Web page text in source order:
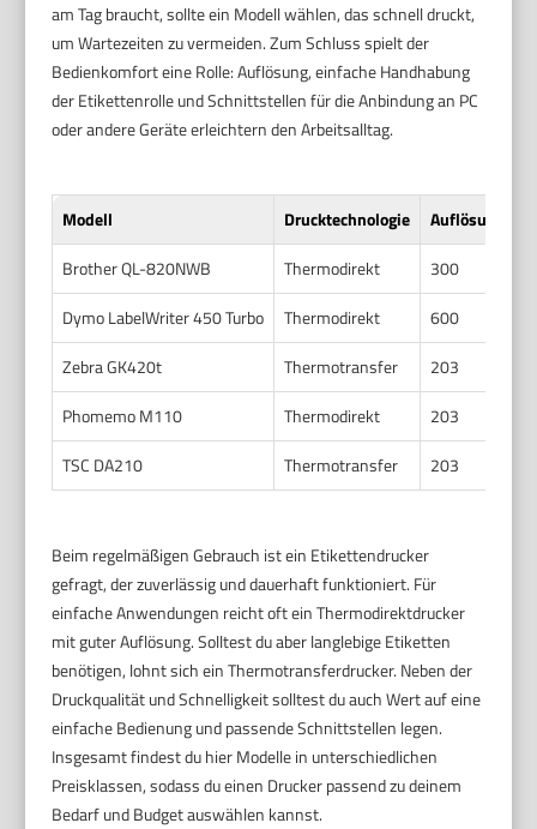
am Tag braucht, sollte ein Modell wählen, das schnell druckt,
um Wartezeiten zu vermeiden. Zum Schluss spielt der
Bedienkomfort eine Rolle: Auflösung, einfache Handhabung
der Etikettenrolle und Schnittstellen für die Anbindung an PC
oder andere Geräte erleichtern den Arbeitsalltag.
Modell Drucktechnologie
Auflösung
Brother QL-820NWB
Thermodirekt
300
Dymo LabelWriter 450 Turbo
Thermodirekt
600
Zebra GK420t
Thermotransfer
203
Phomemo M110
Thermodirekt
203
TSC DA210
Thermotransfer 203
Beim regelmäßigen Gebrauch ist ein Etikettendrucker
gefragt, der zuverlässig und dauerhaft funktioniert. Für
einfache Anwendungen reicht oft ein Thermodirektdrucker
mit guter Auflösung. Solltest du aber langlebige Etiketten
benötigen, lohnt sich ein Thermotransferdrucker. Neben der
Druckqualität und Schnelligkeit solltest du auch Wert auf eine
einfache Bedienung und passende Schnittstellen legen.
Insgesamt findest du hier Modelle in unterschiedlichen
Preisklassen, sodass du einen Drucker passend zu deinem
Bedarf und Budget auswählen kannst.